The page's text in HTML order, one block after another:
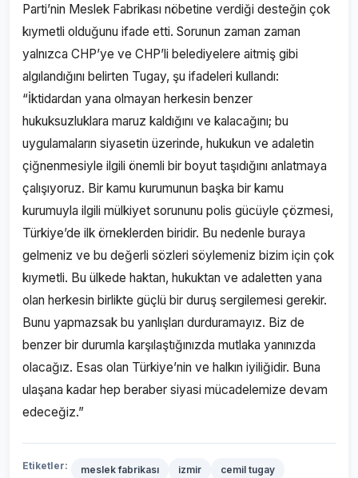
Parti’nin Meslek Fabrikası nöbetine verdiği desteğin çok
kıymetli olduğunu ifade etti. Sorunun zaman zaman
yalnızca CHP’ye ve CHP’li belediyelere aitmiş gibi
algılandığını belirten Tugay, şu ifadeleri kullandı:
“İktidardan yana olmayan herkesin benzer
hukuksuzluklara maruz kaldığını ve kalacağını; bu
uygulamaların siyasetin üzerinde, hukukun ve adaletin
çiğnenmesiyle ilgili önemli bir boyut taşıdığını anlatmaya
çalışıyoruz. Bir kamu kurumunun başka bir kamu
kurumuyla ilgili mülkiyet sorununu polis gücüyle çözmesi,
Türkiye’de ilk örneklerden biridir. Bu nedenle buraya
gelmeniz ve bu değerli sözleri söylemeniz bizim için çok
kıymetli. Bu ülkede haktan, hukuktan ve adaletten yana
olan herkesin birlikte güçlü bir duruş sergilemesi gerekir.
Bunu yapmazsak bu yanlışları durduramayız. Biz de
benzer bir durumla karşılaştığınızda mutlaka yanınızda
olacağız. Esas olan Türkiye’nin ve halkın iyiliğidir. Buna
ulaşana kadar hep beraber siyasi mücadelemize devam
edeceğiz.”
Etiketler: meslek fabrikası izmir
cemil tugay